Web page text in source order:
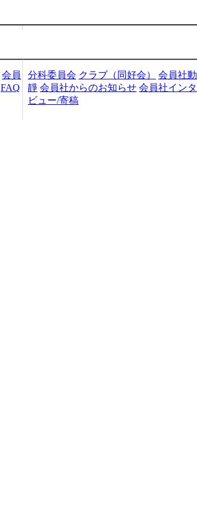
会員
FAQ
分科委員会 クラブ（同好会）
会員社動
靜 会員社からのお知らせ 会員社インタ
ビュー/寄稿